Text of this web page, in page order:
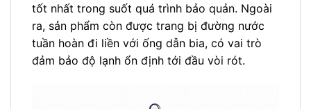
tốt nhất trong suốt quá trình bảo quản. Ngoài
ra, sản phẩm còn được trang bị đường nước
tuần hoàn đi liền với ống dẫn bia, có vai trò
đảm bảo độ lạnh ổn định tới đầu vòi rót.